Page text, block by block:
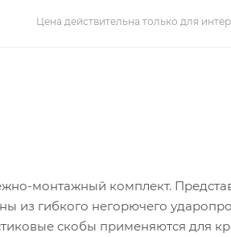
Цена действительна только для
монтажный комплект.
из гибкого негорючего
скобы применяются для